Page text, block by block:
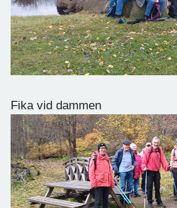
Fika vid dammen